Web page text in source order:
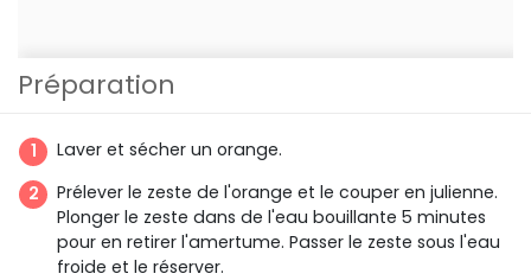
Préparation
Laver et sécher un orange.
Prélever le zeste de l'orange et le couper en julienne.
Plonger le zeste dans de l'eau bouillante 5 minutes
pour en retirer l'amertume. Passer le zeste sous l'eau
froide et le réserver.